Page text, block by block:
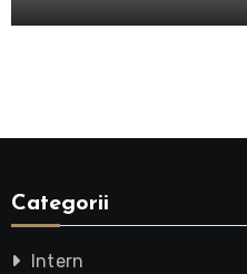
Categorii
Intern